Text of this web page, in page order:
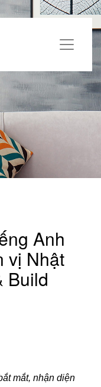
Anh
vị Nhật
Build
mắt, nhận diện